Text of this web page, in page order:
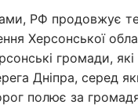
РФ продовжує
Херсонської
громади,
Дніпра, серед
полює за